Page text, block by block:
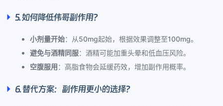
5. 如何降低伟哥副作用？
小剂量开始：从50mg起始，根据效果调整至100mg。
避免与酒精同服：酒精可能加重头晕和低血压风险。
空腹服用：高脂食物会延缓药效，增加副作用概率。
6. 替代方案：副作用更小的选择？